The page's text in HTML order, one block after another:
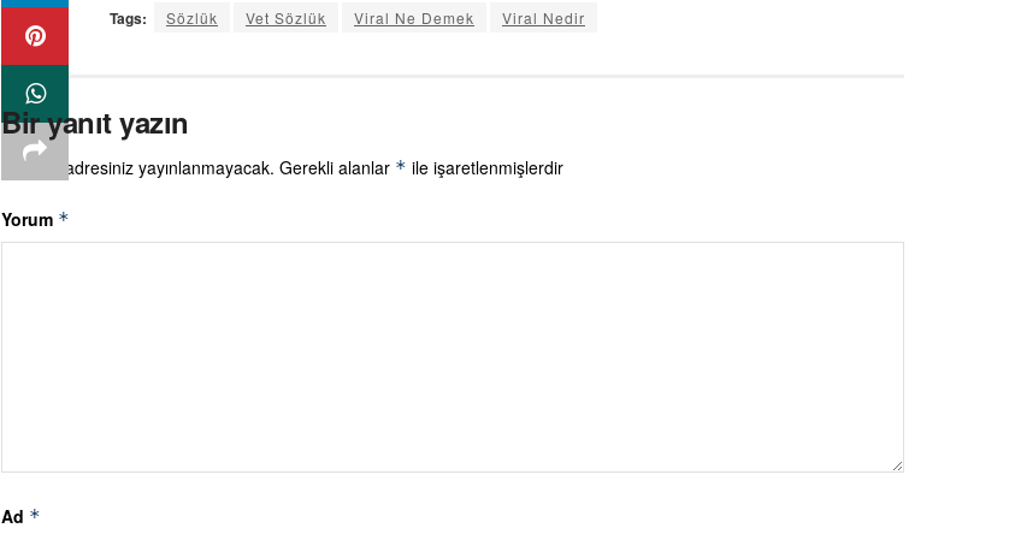
Tags: Sözlük Vet Sözlük Viral Ne Demek Viral Nedir
Bir yanıt yazın
E-posta adresiniz yayınlanmayacak. Gerekli alanlar * ile işaretlenmişlerdir
Yorum *
Ad *